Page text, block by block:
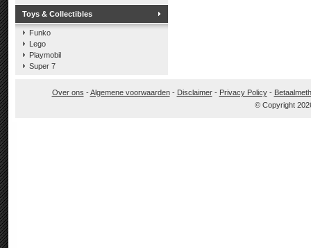
Toys & Collectibles
Funko
Lego
Playmobil
Super 7
Over ons -Algemene voorwaarden- Disclaimer- Privacy Policy-
© Copyright